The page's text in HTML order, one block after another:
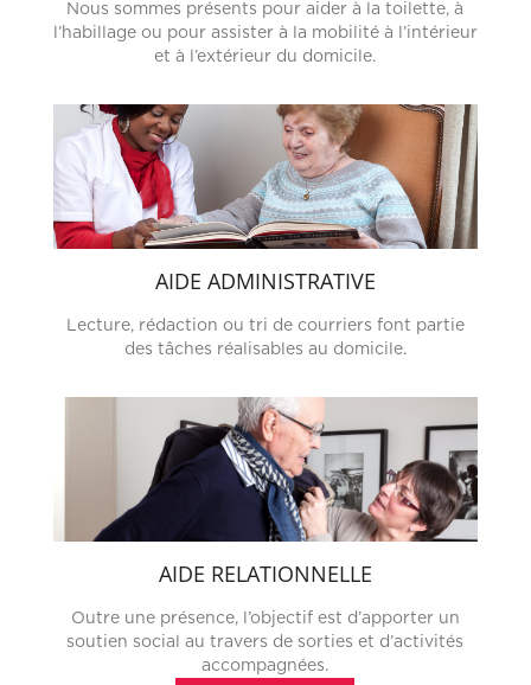
Nous sommes présents pour aider à la toilette, à
l’habillage ou pour assister à la mobilité à l’intérieur
et à l’extérieur du domicile.
AIDE ADMINISTRATIVE
Lecture, rédaction ou tri de courriers font partie
des tâches réalisables au domicile.
AIDE RELATIONNELLE
Outre une présence, l’objectif est d’apporter un
soutien social au travers de sorties et d’activités
accompagnées.